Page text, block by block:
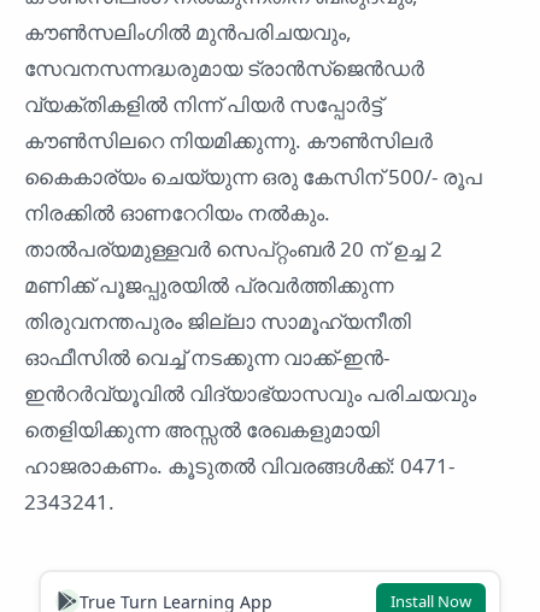
കൗൺസലിംഗിൽ മുൻപരിചയവും,
സേവനസന്നദ്ധരുമായ ട്രാൻസ്‌ജെൻഡർ
വ്യക്തികളിൽ നിന്ന് പിയർ സപ്പോർട്ട്
കൗൺസിലറെ നിയമിക്കുന്നു. കൗൺസിലർ
കൈകാര്യം ചെയ്യുന്ന ഒരു കേസിന് 500/- രൂപ
നിരക്കിൽ ഓണറേറിയം നൽകും.
താൽപര്യമുള്ളവർ സെപ്റ്റംബർ 20 ന് ഉച്ച 2
മണിക്ക് പൂജപ്പുരയിൽ പ്രവർത്തിക്കുന്ന
തിരുവനന്തപുരം ജില്ലാ സാമൂഹ്യനീതി
ഓഫീസിൽ വെച്ച് നടക്കുന്ന വാക്ക്-ഇൻ-
ഇൻറർവ്യൂവിൽ വിദ്യാഭ്യാസവും പരിചയവും
തെളിയിക്കുന്ന അസ്സൽ രേഖകളുമായി
ഹാജരാകണം. കൂടുതൽ വിവരങ്ങൾക്ക്: 0471-
2343241.
True Turn Learning App Install Now